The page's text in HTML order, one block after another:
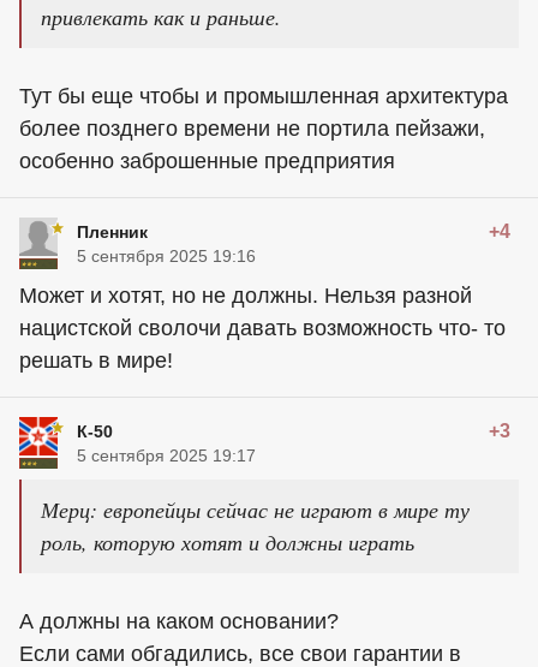
привлекать как и раньше.
Тут бы еще чтобы и промышленная архитектура
более позднего времени не портила пейзажи,
особенно заброшенные предприятия
Пленник +4
5 сентября 2025 19:16
Может и хотят, но не должны. Нельзя разной
нацистской cвoлочи давать возможность что- то
решать в мире!
К-50 +3
5 сентября 2025 19:17
Мерц: европейцы сейчас не играют в мире ту
роль, которую хотят и должны играть
А должны на каком основании?
Если сами обгадились, все свои гарантии в